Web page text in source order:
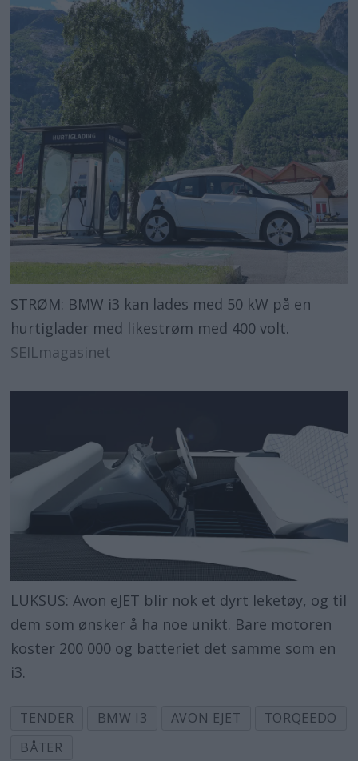
landets ferger
På jordmomseiling med elmotor
Bruker batteriet fra en rå sportsbil
Oceanvolt gjør ladning enklere
Satser enorme summer og kjøper
Torqeedo
Ny tender for seilyachter
Torqeedo øker kapasiteten
Ønsker flere elektriske båter
Transportetappe med elbåt
Jolle til båten med teknologi fra BMW
Billig med elektrisk motor
elbilbatteri
Lettdreven turbåt på to skrog
Verdens første elmotor ble brukt i
– Elmotor er mest populært i Sverige
Elbil-batteri på vei til sjøs
Elmotor til topps under Dame Award
Nå blir seilbåtene enda grønnere
J/Boats med el-motor
STRØM: BMW i3 kan lades med 50 kW på en
hurtiglader med likestrøm med 400 volt.
SEILmagasinet
LUKSUS: Avon eJET blir nok et dyrt leketøy, og til
dem som ønsker å ha noe unikt. Bare motoren
koster 200 000 og batteriet det samme som en
i3.
TENDER BMW I3 AVON EJET
TORQEEDO
BÅTER